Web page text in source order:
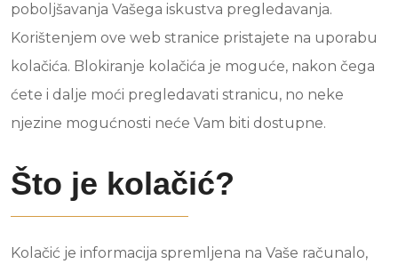
poboljšavanja Vašega iskustva pregledavanja.
Korištenjem ove web stranice pristajete na uporabu
kolačića. Blokiranje kolačića je moguće, nakon čega
ćete i dalje moći pregledavati stranicu, no neke
njezine mogućnosti neće Vam biti dostupne.
Što je kolačić?
Kolačić je informacija spremljena na Vaše računalo,